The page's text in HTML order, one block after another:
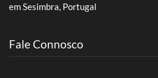
em Sesimbra, Portugal
Fale Connosco